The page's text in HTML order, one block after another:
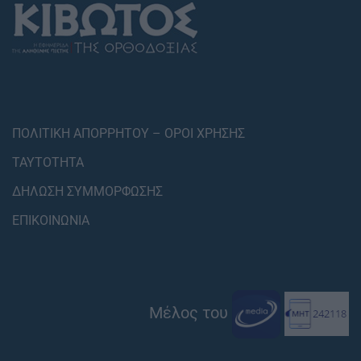
ΠΟΛΙΤΙΚΗ ΑΠΟΡΡΗΤΟΥ – ΟΡΟΙ ΧΡΗΣΗΣ
ΤΑΥΤΟΤΗΤΑ
ΔΗΛΩΣΗ ΣΥΜΜΟΡΦΩΣΗΣ
ΕΠΙΚΟΙΝΩΝΙΑ
Μέλος του